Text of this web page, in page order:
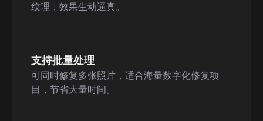
纹理，效果生动逼真。
支持批量处理
可同时修复多张照片，适合海量数字化修复项
目，节省大量时间。